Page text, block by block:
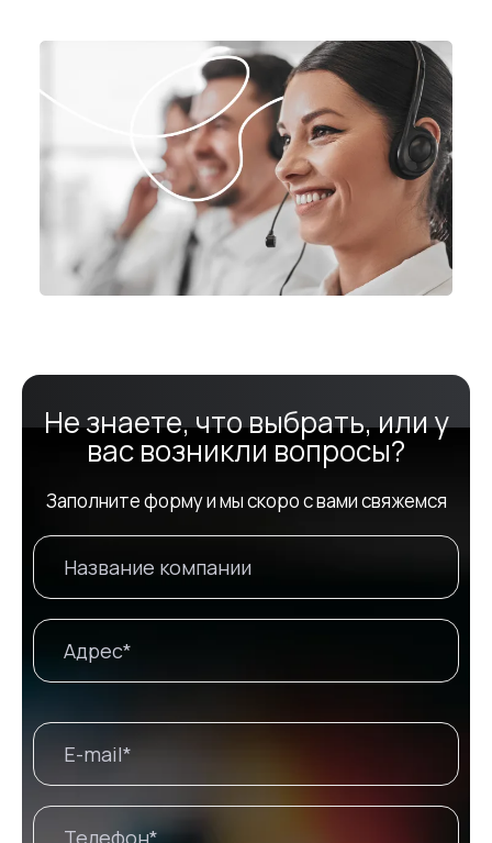
Не знаете, что выбрать, или у
вас возникли вопросы?
Заполните форму и мы скоро с вами свяжемся